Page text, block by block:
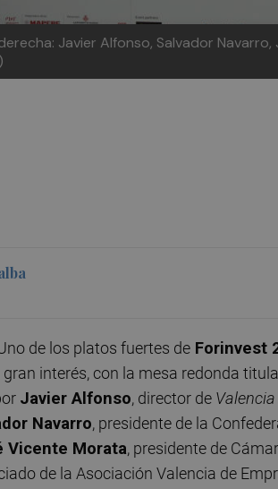
Javier Alfonso, Salvador
de los platos fuertes de Forinvest
interés, con la mesa redonda
Javier Alfonso, director de
Navarro, presidente de la
Vicente Morata, presidente de
de la Asociación Valencia de